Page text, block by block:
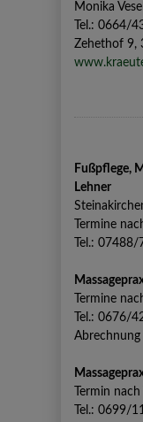
Monika
Tel.: 0664/
Zehethof 9,
Fußpflege,
Lehner
Termine
Tel.:
Termine
Tel.: 0676/
Abrechnung
Termin
Tel.: 0699/